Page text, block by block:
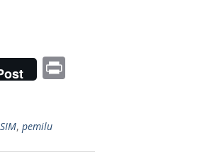
Pr
, pemilu